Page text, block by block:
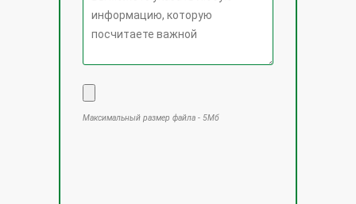
Максимальный размер файла - 5Мб